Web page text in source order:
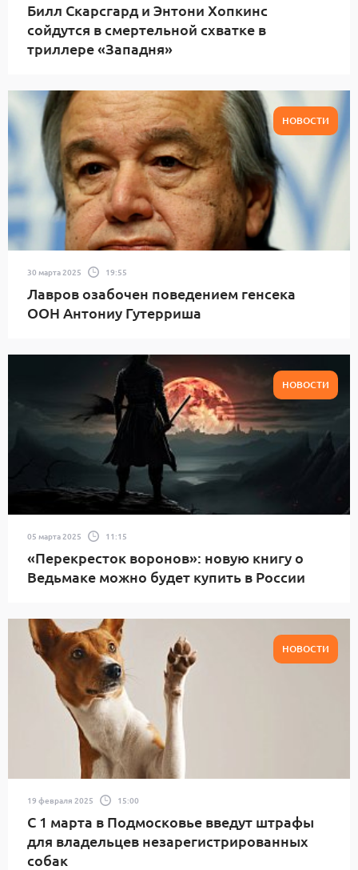
Билл Скарсгард и Энтони Хопкинс
сойдутся в смертельной схватке в
триллере «Западня»
НОВОСТИ
30 марта 2025 19:55
Лавров озабочен поведением генсека
ООН Антониу Гутерриша
НОВОСТИ
05 марта 2025 11:15
«Перекресток воронов»: новую книгу о
Ведьмаке можно будет купить в России
НОВОСТИ
19 февраля 2025 15:00
С 1 марта в Подмосковье введут штрафы
для владельцев незарегистрированных
собак